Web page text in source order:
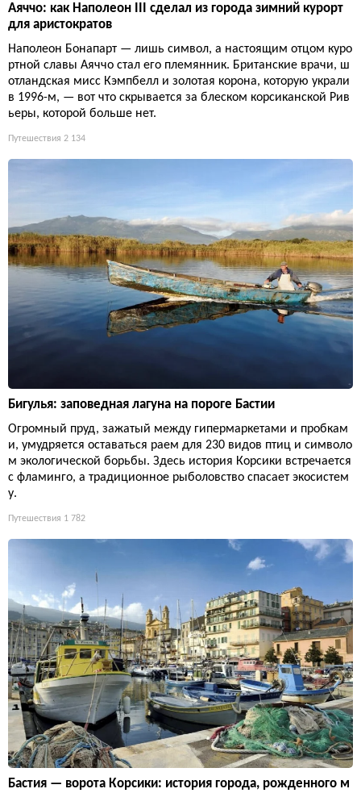
Аяччо: как Наполеон III сделал из города зимний курорт
для аристократов
Наполеон Бонапарт — лишь символ, а настоящим отцом куро
ртной славы Аяччо стал его племянник. Британские врачи, ш
отландская мисс Кэмпбелл и золотая корона, которую украли
в 1996-м, — вот что скрывается за блеском корсиканской Рив
ьеры, которой больше нет.
Путешествия 2 134
Бигулья: заповедная лагуна на пороге Бастии
Огромный пруд, зажатый между гипермаркетами и пробкам
и, умудряется оставаться раем для 230 видов птиц и символо
м экологической борьбы. Здесь история Корсики встречается
с фламинго, а традиционное рыболовство спасает экосистем
у.
Путешествия 1 782
Бастия — ворота Корсики: история города, рожденного м